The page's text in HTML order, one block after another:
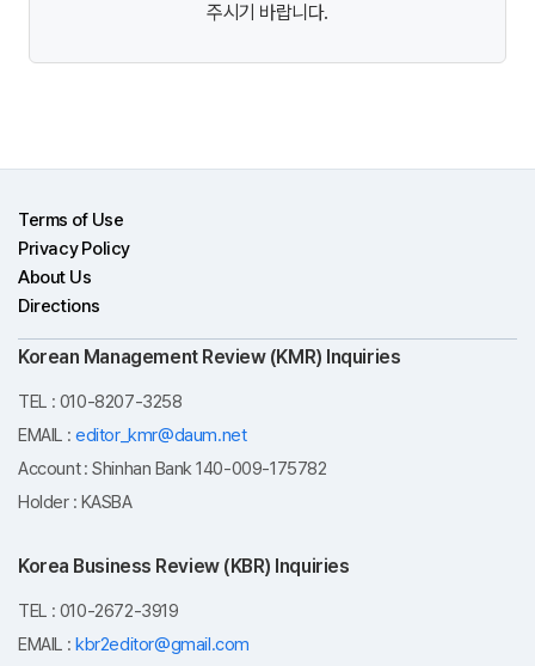
주시기 바랍니다.
Terms of Use
Privacy Policy
About Us
Directions
Korean Management Review (KMR) Inquiries
TEL : 010-8207-3258
EMAIL : editor_kmr@daum.net
Account : Shinhan Bank 140-009-175782
Holder : KASBA
Korea Business Review (KBR) Inquiries
TEL : 010-2672-3919
EMAIL : kbr2editor@gmail.com